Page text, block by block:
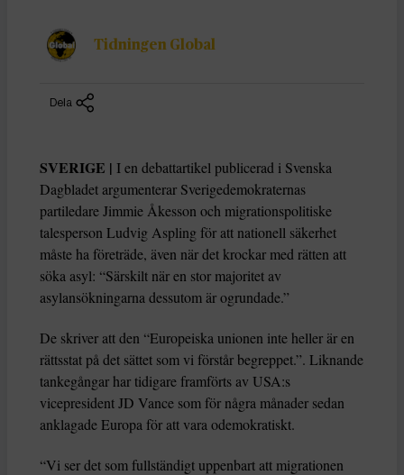
Tidningen Global
Dela
SVERIGE | I en debattartikel publicerad i Svenska
Dagbladet argumenterar Sverigedemokraternas
partiledare Jimmie Åkesson och migrationspolitiske
talesperson Ludvig Aspling för att nationell säkerhet
måste ha företräde, även när det krockar med rätten att
söka asyl: “Särskilt när en stor majoritet av
asylansökningarna dessutom är ogrundade.”
De skriver att den “Europeiska unionen inte heller är en
rättsstat på det sättet som vi förstår begreppet.”. Liknande
tankegångar har tidigare framförts av USA:s
vicepresident JD Vance som för några månader sedan
anklagade Europa för att vara odemokratiskt.
“Vi ser det som fullständigt uppenbart att migrationen